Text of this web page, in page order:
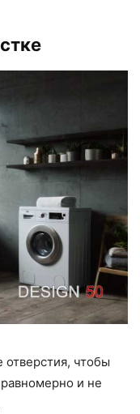
отверстия, чтобы
и не